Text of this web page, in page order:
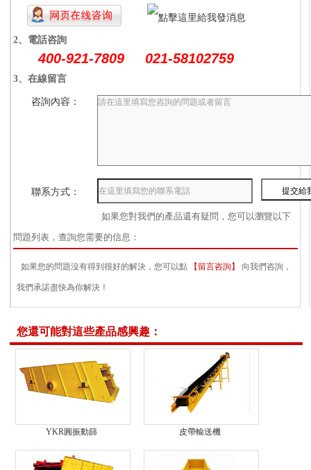
2、電話咨詢
400-921-7809 021-58102759
3、在線留言
咨詢內容：
聯系方式：
如果您對我們的產品還有疑問，您可以瀏覽以下
問題列表，查詢您需要的信息：
如果您的問題沒有得到很好的解決，您可以點 【留言咨詢】 向我們咨詢，
我們承諾盡快為你解決！
您還可能對這些產品感興趣：
YKR圓振動篩 皮帶輸送機